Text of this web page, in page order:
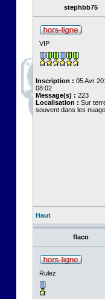
stephbb75
VIP
Inscription : 05 Avr
08:02
Message(s) : 223
Localisation : Sur
souvent dans les
Haut
flaco
Rulez